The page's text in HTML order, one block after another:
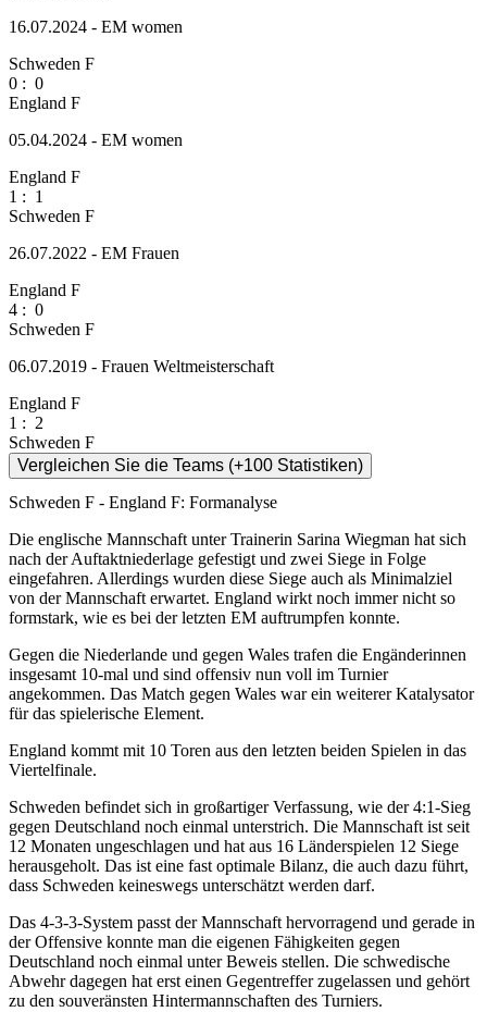
16.07.2024 - EM women
Schweden F
0 : 0
England F
05.04.2024 - EM women
England F
1 : 1
Schweden F
26.07.2022 - EM Frauen
England F
4 : 0
Schweden F
06.07.2019 - Frauen Weltmeisterschaft
England F
1 : 2
Schweden F
Vergleichen Sie die Teams (+100 Statistiken)
Schweden F - England F: Formanalyse
Die englische Mannschaft unter Trainerin Sarina Wiegman hat sich
nach der Auftaktniederlage gefestigt und zwei Siege in Folge
eingefahren. Allerdings wurden diese Siege auch als Minimalziel
von der Mannschaft erwartet. England wirkt noch immer nicht so
formstark, wie es bei der letzten EM auftrumpfen konnte.
Gegen die Niederlande und gegen Wales trafen die Engänderinnen
insgesamt 10-mal und sind offensiv nun voll im Turnier
angekommen. Das Match gegen Wales war ein weiterer Katalysator
für das spielerische Element.
England kommt mit 10 Toren aus den letzten beiden Spielen in das
Viertelfinale.
Schweden befindet sich in großartiger Verfassung, wie der 4:1-Sieg
gegen Deutschland noch einmal unterstrich. Die Mannschaft ist seit
12 Monaten ungeschlagen und hat aus 16 Länderspielen 12 Siege
herausgeholt. Das ist eine fast optimale Bilanz, die auch dazu führt,
dass Schweden keineswegs unterschätzt werden darf.
Das 4-3-3-System passt der Mannschaft hervorragend und gerade in
der Offensive konnte man die eigenen Fähigkeiten gegen
Deutschland noch einmal unter Beweis stellen. Die schwedische
Abwehr dagegen hat erst einen Gegentreffer zugelassen und gehört
zu den souveränsten Hintermannschaften des Turniers.